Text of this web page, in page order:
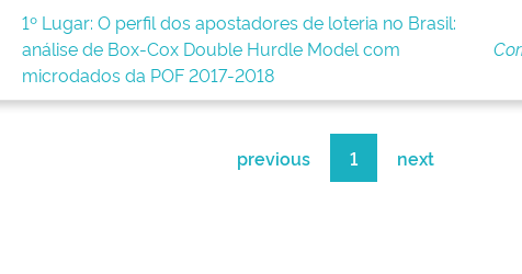
1º Lugar: O perfil dos apostadores de loteria no Brasil:
análise de Box-Cox Double Hurdle Model com
microdados da POF 2017-2018
previous 1 next